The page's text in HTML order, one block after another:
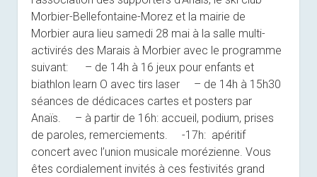
Morbier-Bellefontaine-Morez et la mairie de
Morbier aura lieu samedi 28 mai à la salle multi-
activirés des Marais à Morbier avec le programme
suivant: – de 14h à 16 jeux pour enfants et
biathlon learn O avec tirs laser – de 14h à 15h30
séances de dédicaces cartes et posters par
Anaïs. – à partir de 16h: accueil, podium, prises
de paroles, remerciements. -17h: apéritif
concert avec l’union musicale morézienne. Vous
êtes cordialement invités à ces festivités grand